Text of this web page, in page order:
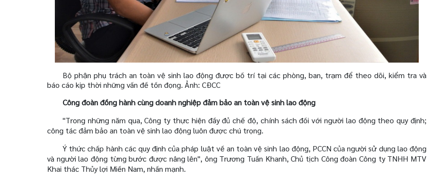
Bộ phận phụ trách an toàn vệ sinh lao động được bố trí tại các phòng, ban, trạm để theo dõi, kiểm tra và
báo cáo kịp thời những vấn đề tồn đọng. Ảnh: CĐCC
Công đoàn đồng hành cùng doanh nghiệp đảm bảo an toàn vệ sinh lao động
"Trong những năm qua, Công ty thực hiện đầy đủ chế độ, chính sách đối với người lao động theo quy định;
công tác đảm bảo an toàn vệ sinh lao động luôn được chú trọng.
Ý thức chấp hành các quy định của pháp luật về an toàn vệ sinh lao động, PCCN của người sử dụng lao động
và người lao động từng bước được nâng lên", ông Trương Tuấn Khanh, Chủ tịch Công đoàn Công ty TNHH MTV
Khai thác Thủy lợi Miền Nam, nhấn mạnh.